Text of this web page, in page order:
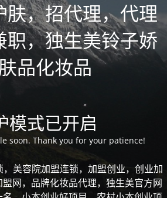
肤，招代理，代理
职，独生美铃子娇
品化妆品
模式已开启
soon. Thank you for your patience!
美容院加盟连锁，加盟创业，创业加
网，品牌化妆品代理，独生美官方网